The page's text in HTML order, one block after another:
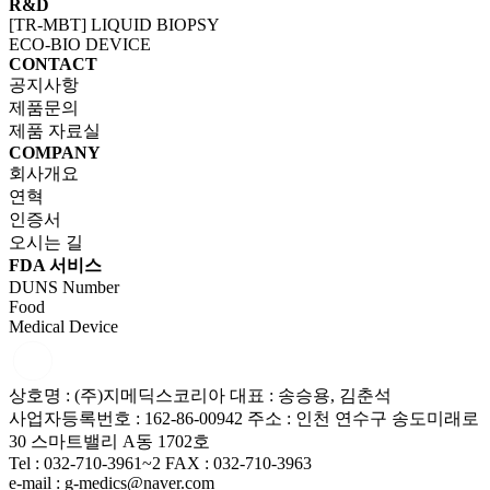
R&D
[TR-MBT] LIQUID BIOPSY
ECO-BIO DEVICE
CONTACT
공지사항
제품문의
제품 자료실
COMPANY
회사개요
연혁
인증서
오시는 길
FDA 서비스
DUNS Number
Food
Medical Device
상호명 : (주)지메딕스코리아 대표 : 송승용, 김춘석
사업자등록번호 : 162-86-00942 주소 : 인천 연수구 송도미래로
30 스마트밸리 A동 1702호
Tel : 032-710-3961~2 FAX : 032-710-3963
e-mail : g-medics@naver.com